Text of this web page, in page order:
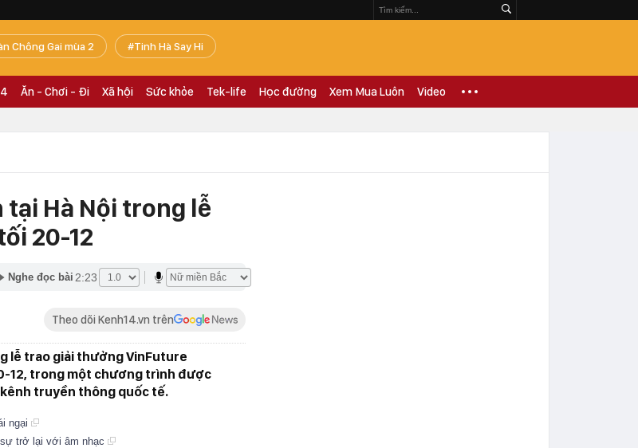
Chông Gai mùa 2 Tinh Hà Say Hi
Ăn - Chơi - Đi Xã hội Sức khỏe Tek-life Học đường Xem Mua Luôn Video
Hà Nội trong lễ
20-12
Nghe đọc bài 2:23
Theo dõi Kenh14.vn trên
lễ trao giải thưởng VinFuture
12, trong một chương trình được
truyền thông quốc tế.
ngại
trở lại với âm nhạc